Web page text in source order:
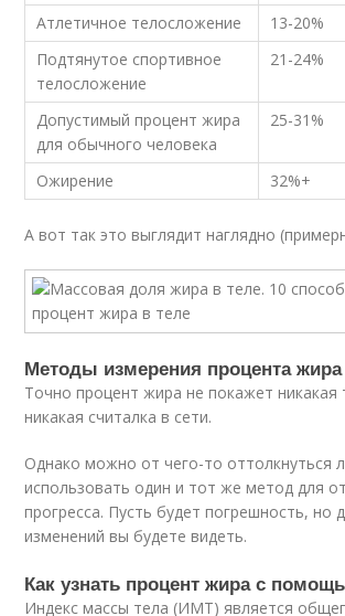
Атлетичное телосложение 13-20%
Подтянутое спортивное
телосложение
21-24%
Допустимый процент жира
для обычного человека
25-31%
Ожирение 32%+
А вот так это выглядит наглядно
Методы измерения процента жира
Точно процент жира не покажет никакая
никакая считалка в сети.
Однако можно от чего-то оттолкнуться
использовать один и тот же метод для
прогресса. Пусть будет погрешность, но
изменений вы будете видеть.
Как узнать процент жира с
Индекс массы тела (ИМТ) является